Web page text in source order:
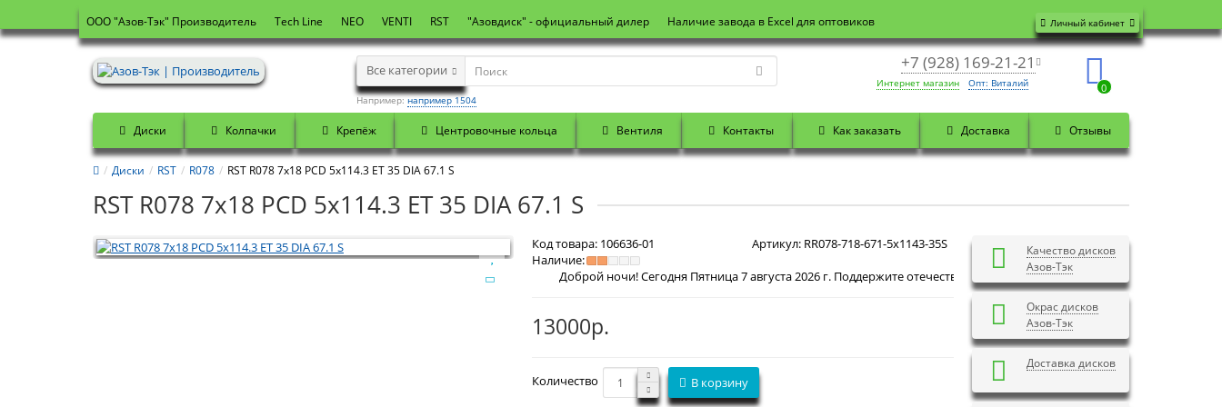
Личный кабинет
OOO "Азов-Тэк" Производитель Tech Line NEO VENTI RST "Азовдиск" - официальный дилер Наличие завода в Excel для оптовиков
+7 (928) 169-21-21
Интернет магазин Опт: Виталий 0
Все категории
Например:например 1504
Диски Колпачки Крепёж Центровочные кольца Вентиля Контакты Как заказать Доставка Отзывы
Диски RST R078 RST R078 7x18 PCD 5x114.3 ET 35 DIA 67.1 S
RST R078 7x18 PCD 5x114.3 ET 35 DIA 67.1 S
Код товара: 106636-01 Артикул:RR078-718-671-5x1143-35S
Наличие:
Доброй ночи! СегодняПятница 7 августа 2026 г. Поддержите отечественного производителя! Закажите на официальном
13000р.
Количество В корзину
Качество дисков
Азов-Тэк
Окрас дисков
Азов-Тэк
Доставка дисков